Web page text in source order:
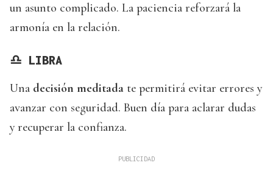
un asunto complicado. La paciencia reforzará la
armonía en la relación.
♎ LIBRA
Una decisión meditada te permitirá evitar errores y
avanzar con seguridad. Buen día para aclarar dudas
y recuperar la confianza.